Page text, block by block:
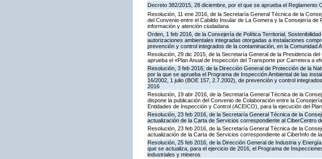
Decreto 382/2015, 28 diciembre, por el que se aprueba el
Resolución, 11 ene 2016, de la Secretaría General Técnica de la
del Convenio entre el Cabildo Insular de La Gomera y la Consejería
información y atención ciudadana
Orden, 1 feb 2016, de la Consejería de Política Territorial,
autorizaciones ambientales integradas otorgadas a instalaciones
prevención y control integrados de la contaminación, en la Comunidad
Resolución, 29 dic 2015, de la Secretaría General de la Presidencia
aprueba el «Plan Anual de Inspección del Transporte por Carretera a
Resolución, 3 feb 2016, de la Dirección General de Protección de la
por la que se aprueba el Programa de Inspección Ambiental de las
16/2002, 1 julio (BOE 157, 2.7.2002), de prevención y control
2016
Resolución, 19 abr 2016, de la Secretaría General Técnica de la
dispone la publicación del Convenio de Colaboración entre la
Entidades de Inspección y Control (ACEICO), para la ejecución del
Resolución, 23 feb 2016, de la Secretaría General Técnica de la
actualización de la Carta de Servicios correspondiente al CiberCentro
Resolución, 23 feb 2016, de la Secretaría General Técnica de la
actualización de la Carta de Servicios correspondiente al CiberInfo de
Resolución, 25 feb 2016, de la Dirección General de Industria y
que se actualiza, para el ejercicio de 2016, el Programa de
industriales y mineros